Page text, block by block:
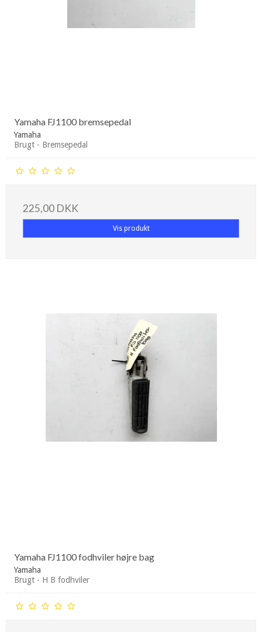
Yamaha FJ1100 bremsepedal
Yamaha
Brugt - Bremsepedal
225,00 DKK
Vis produkt
Yamaha FJ1100 fodhviler højre bag
Yamaha
Brugt - H B fodhviler